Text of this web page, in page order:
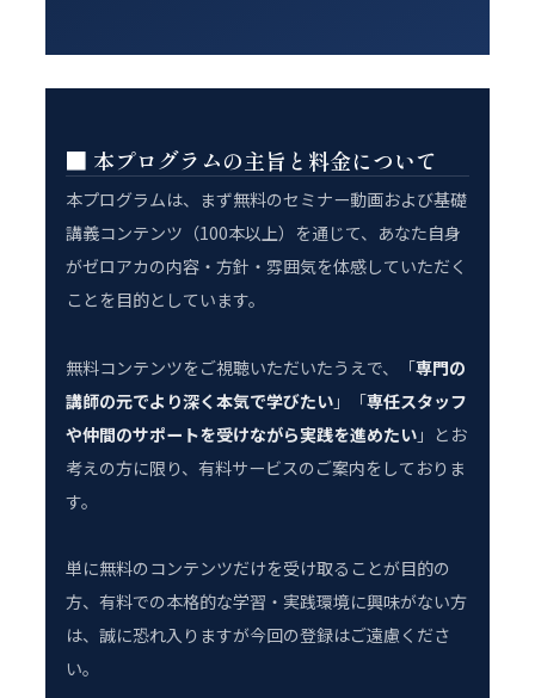
■ 本プログラムの主旨と料金について
本プログラムは、まず無料のセミナー動画および基礎
講義コンテンツ（100本以上）を通じて、あなた自身
がゼロアカの内容・方針・雰囲気を体感していただく
ことを目的としています。
無料コンテンツをご視聴いただいたうえで、「専門の
講師の元でより深く本気で学びたい 」「専任スタッフ
や仲間のサポートを受けながら実践を進めたい 」とお
考えの方に限り、有料サービスのご案内をしておりま
す。
単に無料のコンテンツだけを受け取ることが目的の
方、有料での本格的な学習・実践環境に興味がない方
は、誠に恐れ入りますが今回の登録はご遠慮くださ
い。